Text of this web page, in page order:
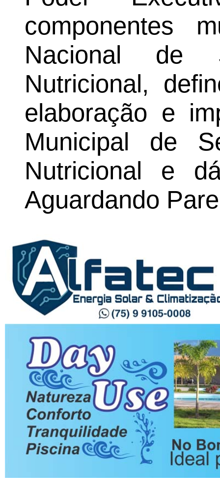
componentes
Nacional de
Nutricional,
elaboração e
Municipal de
Nutricional e
Aguardando